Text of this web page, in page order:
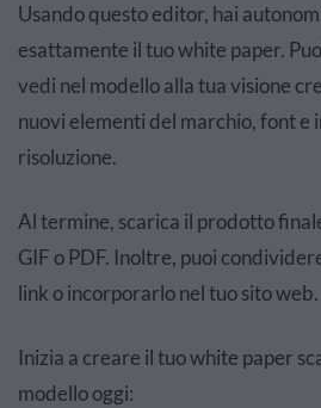
Usando questo editor, hai
esattamente il tuo white paper.
vedi nel modello alla tua visione
nuovi elementi del marchio, font e
risoluzione.
Al termine, scarica il prodotto
GIF o PDF. Inoltre, puoi
link o incorporarlo nel tuo sito web.
Inizia a creare il tuo white paper
modello oggi: